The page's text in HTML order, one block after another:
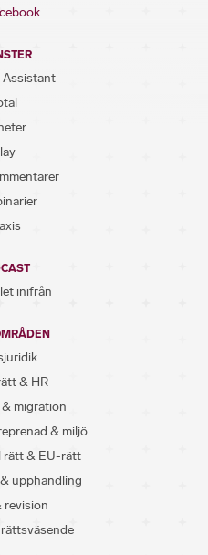
Assistant
inifrån
& HR
migration
& miljö
rätt & EU-rätt
upphandling
revision